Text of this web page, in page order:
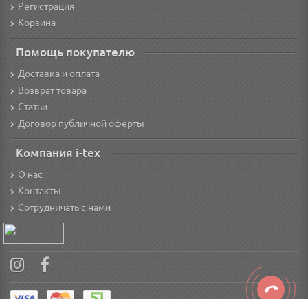
Регистрация
Корзина
Помощь покупателю
Доставка и оплата
Возврат товара
Статьи
Договор публичной оферты
Компания i-tex
О нас
Контакты
Сотрудничать с нами